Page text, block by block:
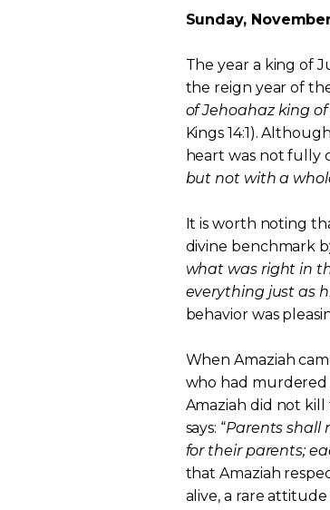
Sunday,
The year a king of
the reign year of
of Jehoahaz king
Kings 14:1).
heart was not fully
but not with a
It is worth noting
divine benchmark
what was right in
everything just as
behavior was
When Amaziah
who had murdered
Amaziah did not kill
says: “Parents shall
for their parents;
that Amaziah
alive, a rare